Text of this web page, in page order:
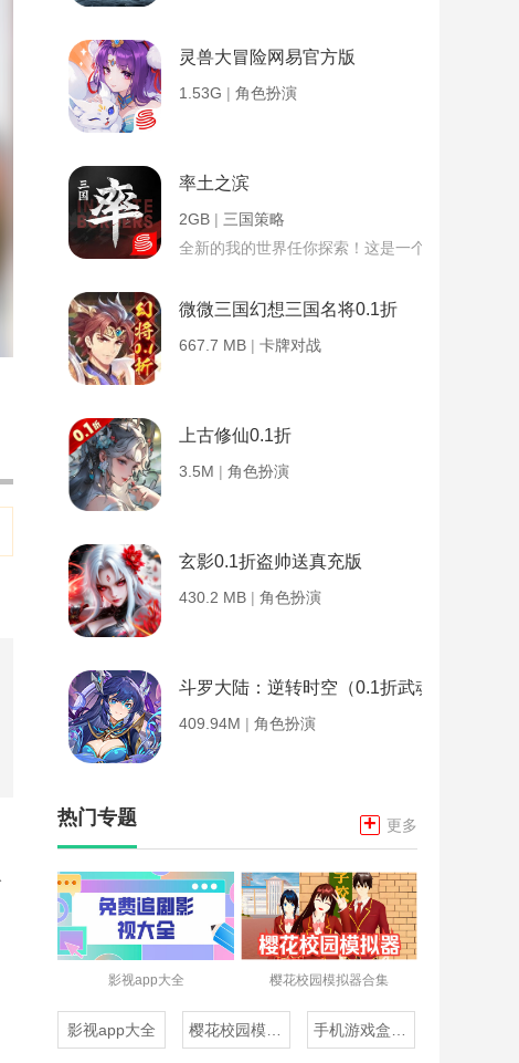
灵兽大冒险网易官方版
1.53G | 角色扮演
率土之滨
2GB | 三国策略
全新的我的世界任你探索！这是一个小提示字段。
微微三国幻想三国名将0.1折
667.7 MB | 卡牌对战
上古修仙0.1折
3.5M | 角色扮演
玄影0.1折盗帅送真充版
430.2 MB | 角色扮演
斗罗大陆：逆转时空（0.1折武魂觉醒）
409.94M | 角色扮演
热门专题 + 更多
影视app大全 樱花校园模拟器合集
影视app大全